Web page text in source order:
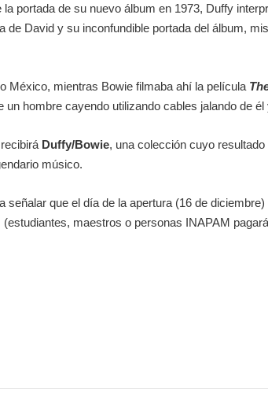
portada de su nuevo álbum en 1973, Duffy
de David y su inconfundible portada del álbum,
México, mientras Bowie filmaba ahí la película
hombre cayendo utilizando cables jalando de
Duffy/Bowie, una colección cuyo
músico.
que el día de la apertura (16 de
maestros o personas INAPAM